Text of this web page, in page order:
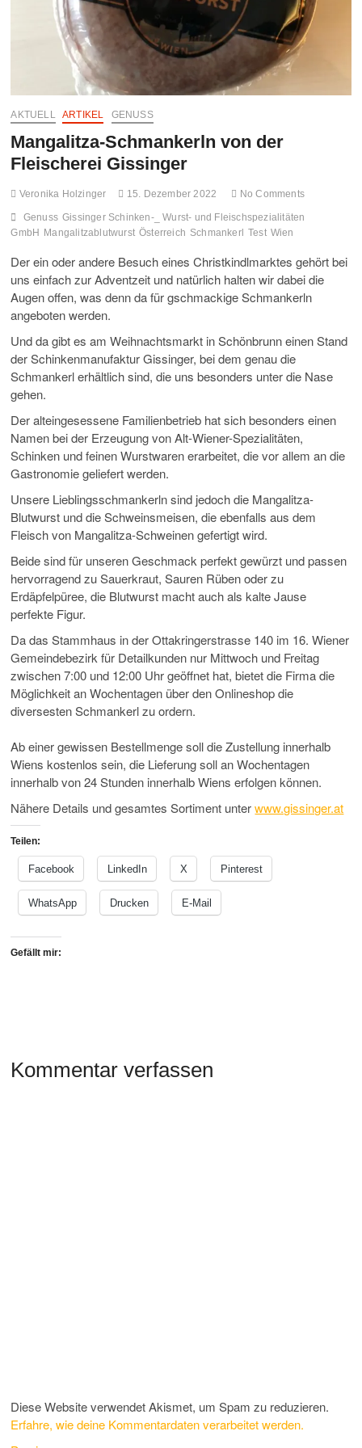
AKTUELL ARTIKEL GENUSS
Mangalitza-Schmankerln von der
Fleischerei Gissinger
Veronika Holzinger 15. Dezember 2022 No Comments
Genuss Gissinger Schinken-_ Wurst- und Fleischspezialitäten
GmbH
Mangalitzablutwurst Österreich Schmankerl Test Wien
Der ein oder andere Besuch eines Christkindlmarktes gehört bei
uns einfach zur Adventzeit und natürlich halten wir dabei die
Augen offen, was denn da für gschmackige Schmankerln
angeboten werden.
Und da gibt es am Weihnachtsmarkt in Schönbrunn einen Stand
der Schinkenmanufaktur Gissinger, bei dem genau die
Schmankerl erhältlich sind, die uns besonders unter die Nase
gehen.
Der alteingesessene Familienbetrieb hat sich besonders einen
Namen bei der Erzeugung von Alt-Wiener-Spezialitäten,
Schinken und feinen Wurstwaren erarbeitet, die vor allem an die
Gastronomie geliefert werden.
Unsere Lieblingsschmankerln sind jedoch die Mangalitza-
Blutwurst und die Schweinsmeisen, die ebenfalls aus dem
Fleisch von Mangalitza-Schweinen gefertigt wird.
Beide sind für unseren Geschmack perfekt gewürzt und passen
hervorragend zu Sauerkraut, Sauren Rüben oder zu
Erdäpfelpüree, die Blutwurst macht auch als kalte Jause
perfekte Figur.
Da das Stammhaus in der Ottakringerstrasse 140 im 16. Wiener
Gemeindebezirk für Detailkunden nur Mittwoch und Freitag
zwischen 7:00 und 12:00 Uhr geöffnet hat, bietet die Firma die
Möglichkeit an Wochentagen über den Onlineshop die
diversesten Schmankerl zu ordern.
Ab einer gewissen Bestellmenge soll die Zustellung innerhalb
Wiens kostenlos sein, die Lieferung soll an Wochentagen
innerhalb von 24 Stunden innerhalb Wiens erfolgen können.
Nähere Details und gesamtes Sortiment unterwww.gissinger.at
Teilen:
Facebook LinkedIn X Pinterest
WhatsApp Drucken E-Mail
Gefällt mir:
Kommentar verfassen
Diese Website verwendet Akismet, um Spam zu reduzieren.
Erfahre, wie deine Kommentardaten verarbeitet werden.